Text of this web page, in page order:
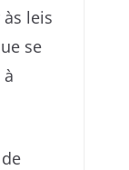
leis
se